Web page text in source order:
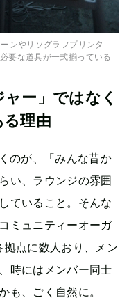
ンやリソグラフプリンタ
要な道具が一式揃っている
ー」ではなく
る理由
のが、「みんな昔か
い、ラウンジの雰囲
ていること。そんな
ミュニティーオーガ
点に数人おり、メン
時にはメンバー同士
も、ごく自然に。